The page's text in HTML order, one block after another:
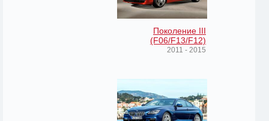
Поколение III
(F06/F13/F12)
2011 - 2015